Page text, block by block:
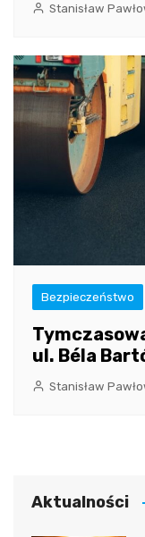
Stanisław
Bezpieczeństwo
ul. Béla
Stanisław
Aktualności